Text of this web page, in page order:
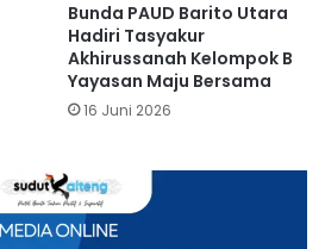
Bunda PAUD Barito Utara
Hadiri Tasyakur
Akhirussanah Kelompok B
Yayasan Maju Bersama
16 Juni 2026